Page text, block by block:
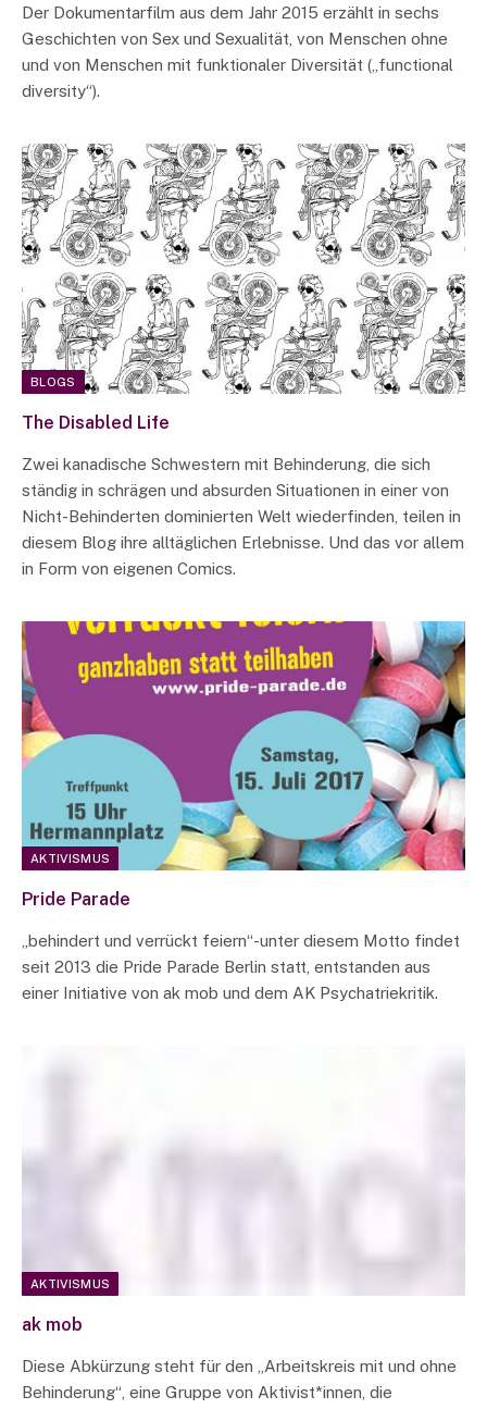
Der Dokumentarfilm aus dem Jahr 2015 erzählt in sechs
Geschichten von Sex und Sexualität, von Menschen ohne
und von Menschen mit funktionaler Diversität („functional
diversity“).
BLOGS
The Disabled Life
Zwei kanadische Schwestern mit Behinderung, die sich
ständig in schrägen und absurden Situationen in einer von
Nicht-Behinderten dominierten Welt wiederfinden, teilen in
diesem Blog ihre alltäglichen Erlebnisse. Und das vor allem
in Form von eigenen Comics.
AKTIVISMUS
Pride Parade
„behindert und verrückt feiern“-unter diesem Motto findet
seit 2013 die Pride Parade Berlin statt, entstanden aus
einer Initiative von ak mob und dem AK Psychatriekritik.
AKTIVISMUS
ak mob
Diese Abkürzung steht für den „Arbeitskreis mit und ohne
Behinderung“, eine Gruppe von Aktivist*innen, die